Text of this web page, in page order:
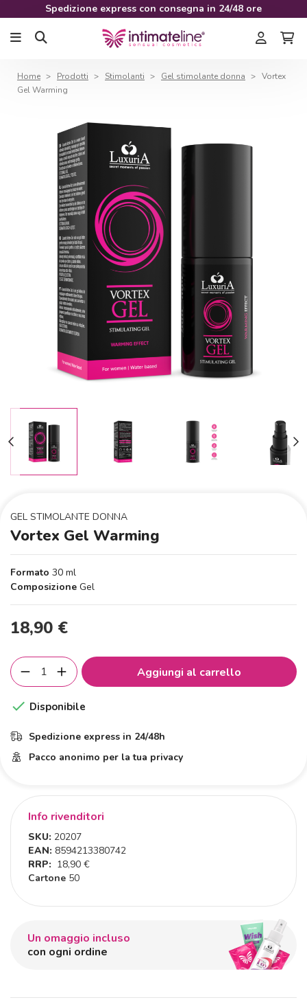
Spedizione express con consegna in 24/48 ore
Home Prodotti Stimolanti Gel stimolante donna
Vortex
Gel Warming
GEL STIMOLANTE DONNA
Vortex Gel Warming
Formato 30 ml
Composizione Gel
18,90 €
Aggiungi al carrello
 Disponibile
Spedizione express in 24/48h
Pacco anonimo per la tua privacy
Info rivenditori
SKU: 20207
EAN: 8594213380742
RRP: 18,90 €
Cartone 50
Un omaggio incluso
con ogni ordine